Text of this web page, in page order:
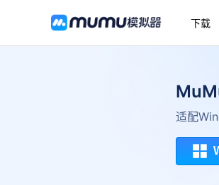
下载
适配